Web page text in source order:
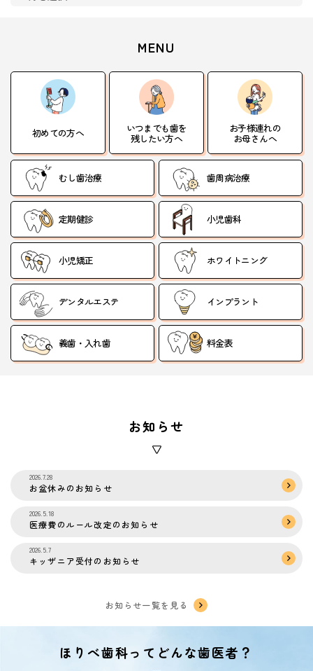
MENU
初めての方へ いつまでも歯を
残したい方へ
お子様連れの
お母さんへ
むし歯治療 歯周病治療
定期健診 小児歯科
小児矯正 ホワイトニング
デンタルエステ インプラント
義歯・入れ歯 料金表
お知らせ
2026.7.28
お盆休みのお知らせ
2026.5.18
医療費のルール改定のお知らせ
2026.5.7
キッザニア受付のお知らせ
お知らせ一覧を見る
ほりべ歯科ってどんな歯医者？